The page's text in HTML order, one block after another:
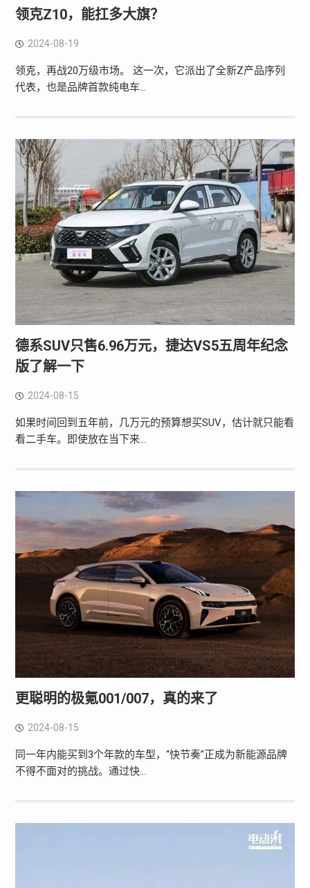
领克Z10，能扛多大旗？
2024-08-19
领克，再战20万级市场。 这一次，它派出了全新Z产品序列
代表，也是品牌首款纯电车…
德系SUV只售6.96万元，捷达VS5五周年纪念
版了解一下
2024-08-15
如果时间回到五年前，几万元的预算想买SUV，估计就只能看
看二手车。即使放在当下来…
更聪明的极氪001/007，真的来了
2024-08-15
同一年内能买到3个年款的车型，“快节奏”正成为新能源品牌
不得不面对的挑战。通过快…